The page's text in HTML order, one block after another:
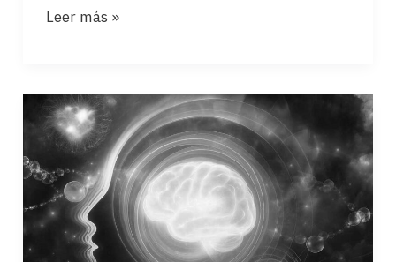
EL
EL
UNIVERSO
CUÁNTICO
Leer más »